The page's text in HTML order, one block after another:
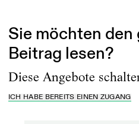
Sie möchten den
Beitrag lesen?
Diese Angebote
ICH HABE BEREITS EINEN ZUGANG